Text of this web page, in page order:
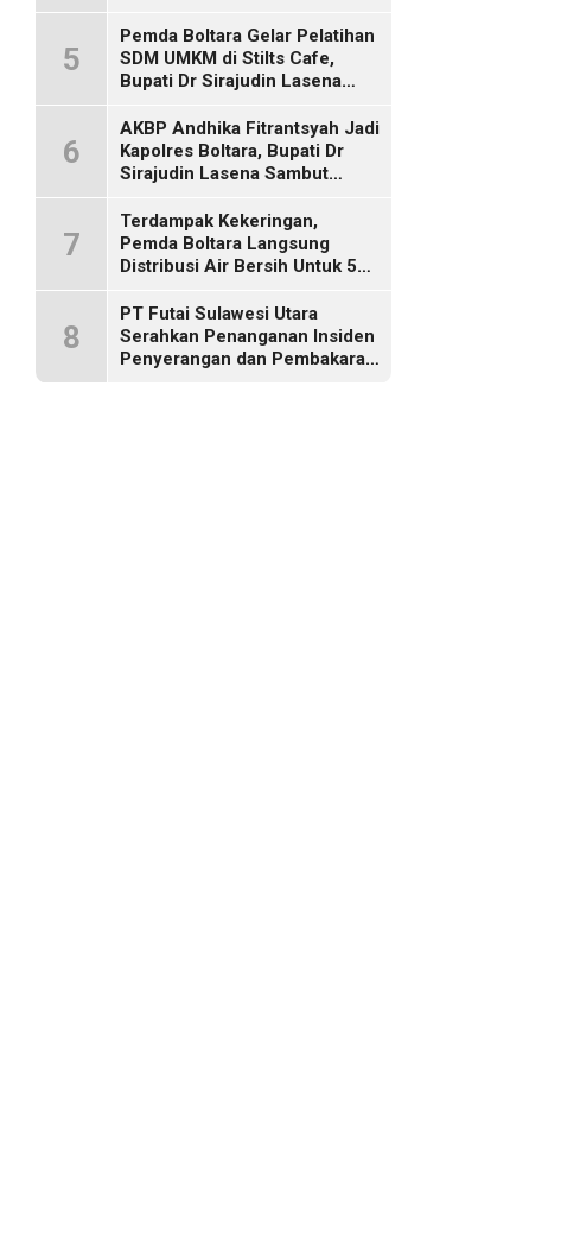
5
Pemda Boltara Gelar Pelatihan
SDM UMKM di Stilts Cafe,
Bupati Dr Sirajudin Lasena
Dorong Ekonomi Daerah
6
AKBP Andhika Fitrantsyah Jadi
Kapolres Boltara, Bupati Dr
Sirajudin Lasena Sambut
7
Terdampak Kekeringan,
Pemda Boltara Langsung
Distribusi Air Bersih Untuk 50
8
PT Futai Sulawesi Utara
Serahkan Penanganan Insiden
Penyerangan dan Pembakaran